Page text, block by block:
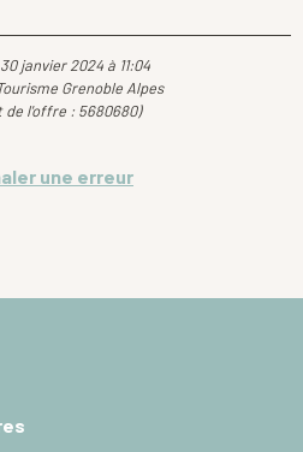
janvier 2024 à 11:04
Grenoble Alpes
de l'offre : 5680680)
une erreur